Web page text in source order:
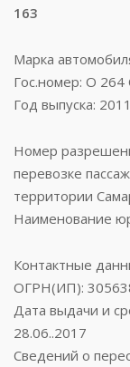
163
Марка
Гос.номер: О 264
Год выпуска:
Номер
перевозке
территории
Наименование
Контактные
ОГРН(ИП):
Дата выдачи и
28.06..2017
Сведений о